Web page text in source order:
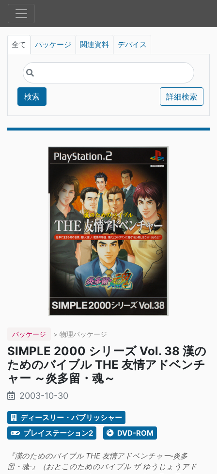
全て パッケージ 関連資料 デバイス
検索 詳細検索
パッケージ > 物理パッケージ
SIMPLE 2000 シリーズ Vol. 38 漢の
ためのバイブル THE 友情アドベンチ
ャー ～炎多留・魂～
2003-10-30
ディースリー・パブリッシャー
プレイステーション2
DVD-ROM
『漢のためのバイブル THE 友情アドベンチャー‐炎多
留・魂‐』（おとこのためのバイブル ザ ゆうじょうアド